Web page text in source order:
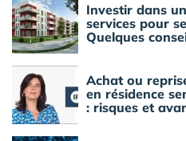
Investir dans
services pour
Quelques
Achat ou
en résidence
: risques et